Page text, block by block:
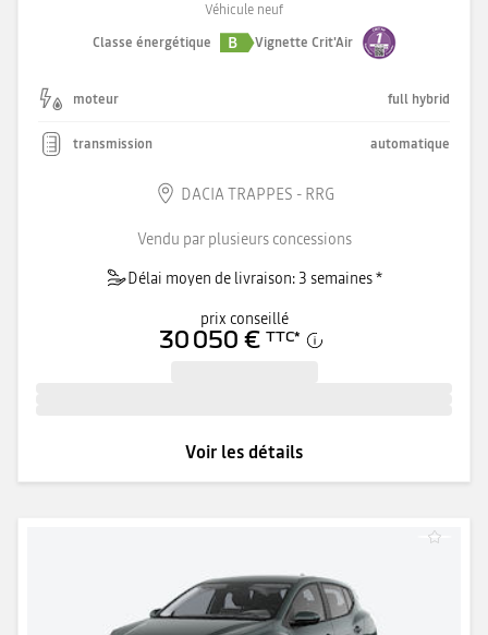
Véhicule neuf
Classe énergétique
B Vignette Crit'Air
moteur full hybrid
transmission automatique
DACIA TRAPPES - RRG
Vendu par plusieurs concessions
Délai moyen de livraison: 3 semaines *
prix conseillé
30 050 € TTC*
Voir les détails